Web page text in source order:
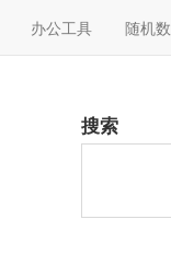
办公工具 随机数
搜索